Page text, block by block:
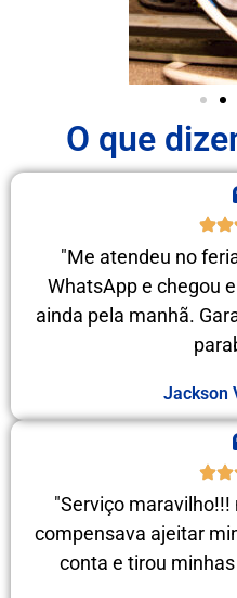
O que
"Me atendeu no
WhatsApp e chegou
ainda pela manhã.
Jackson
"Serviço
compensava ajeitar
conta e tirou